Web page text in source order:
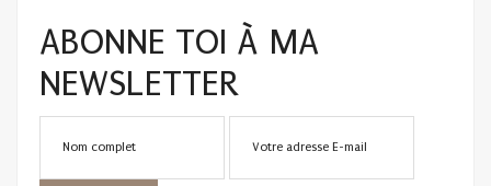
ABONNE TOI À MA
NEWSLETTER